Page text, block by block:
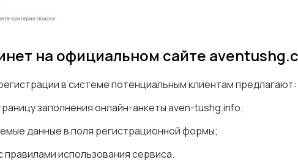
на официальном сайте
в системе потенциальным клиентам предлагают:
заполнения онлайн-анкеты aven-tushg.info;
данные в поля регистрационной формы;
правилами использования сервиса.